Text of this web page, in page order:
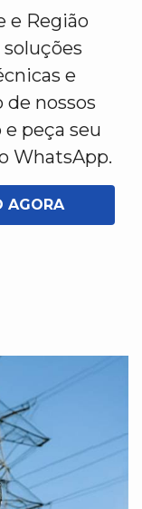
e Região
e
nossos
peça seu
WhatsApp.
AGORA